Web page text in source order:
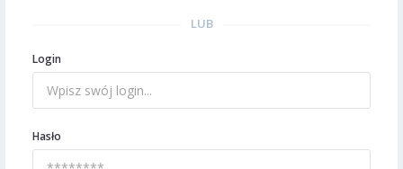
LUB
Login
Hasło